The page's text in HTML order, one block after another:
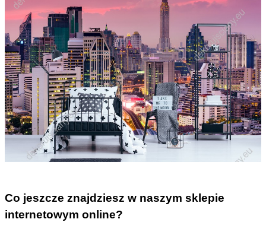
Co jeszcze znajdziesz w naszym sklepie
internetowym online?